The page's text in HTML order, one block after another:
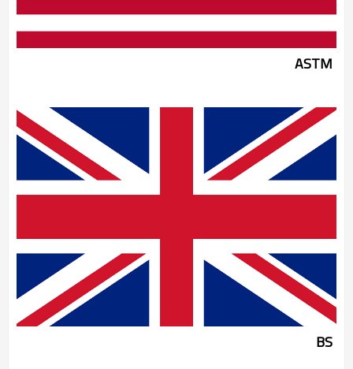
ASTM
BS